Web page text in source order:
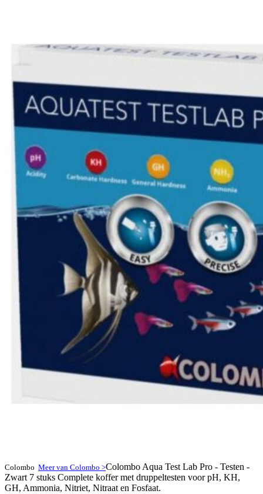
Colombo Meer van Colombo >Colombo Aqua Test Lab Pro - Testen -
Zwart 7 stuks Complete koffer met druppeltesten voor pH, KH,
GH, Ammonia, Nitriet, Nitraat en Fosfaat.